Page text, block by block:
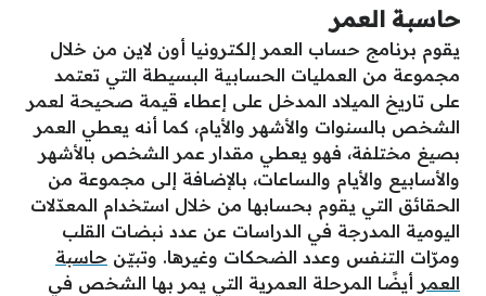
حاسبة العمر
يقوم برنامج حساب العمر إلكترونيا أون لاين من خلال
مجموعة من العمليات الحسابية البسيطة التي تعتمد
على تاريخ الميلاد المدخل على إعطاء قيمة صحيحة لعمر
الشخص بالسنوات والأشهر والأيام، كما أنه يعطي العمر
بصيغ مختلفة، فهو يعطي مقدار عمر الشخص بالأشهر
والأسابيع والأيام والساعات، بالإضافة إلى مجموعة من
الحقائق التي يقوم بحسابها من خلال استخدام المعدّلات
اليومية المدرجة في الدراسات عن عدد نبضات القلب
ومرّات التنفس وعدد الضحكات وغيرها. وتبيّن حاسبة
العمر أيضًا المرحلة العمرية التي يمر بها الشخص في